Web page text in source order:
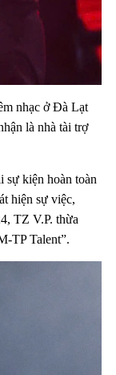
nhạc ở Đà Lạt
là nhà tài trợ
sự kiện hoàn toàn
hiện sự việc,
TZ V.P. thừa
TP Talent”.